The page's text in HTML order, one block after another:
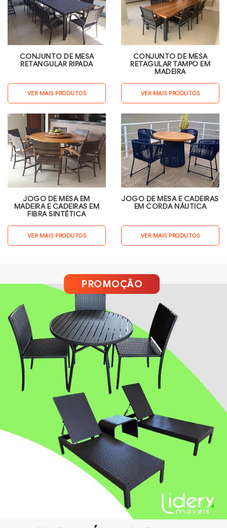
CONJUNTO DE MESA
RETANGULAR RIPADA
VER MAIS PRODUTOS
CONJUNTO DE MESA
RETAGULAR TAMPO EM
MADEIRA
VER MAIS PRODUTOS
JOGO DE MESA EM
MADEIRA E CADEIRAS EM
FIBRA SINTÉTICA
VER MAIS PRODUTOS
JOGO DE MESA E CADEIRAS
EM CORDA NÁUTICA
VER MAIS PRODUTOS
PROMOÇÃO